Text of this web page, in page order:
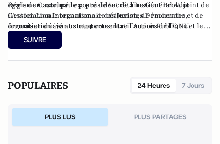
également occupé le poste de Secrétaire Général Adjoint de
l’Association Internationale des Juristes Démocrates,
organisation ayant statut consultatif auprès de l’ONU.
Régis de Castelnau est président de l’Institut Droit et
Gestion Locale organisme de réflexion, de recherche et de
formation dédié aux rapports entre l’Action Publique et le
Droit.SUIVRE
POPULAIRES 24 Heures 7 Jours
PLUS LUS PLUS PARTAGES